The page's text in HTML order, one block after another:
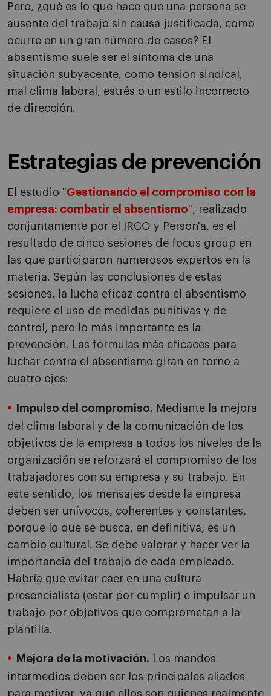
Pero, ¿qué es lo que hace que una persona se
ausente del trabajo sin causa justificada, como
ocurre en un gran número de casos? El
absentismo suele ser el síntoma de una
situación subyacente, como tensión sindical,
mal clima laboral, estrés o un estilo incorrecto
de dirección.
Estrategias de prevención
El estudio "Gestionando el compromiso con la
empresa: combatir el absentismo", realizado
conjuntamente por el IRCO y Person'a, es el
resultado de cinco sesiones de focus group en
las que participaron numerosos expertos en la
materia. Según las conclusiones de estas
sesiones, la lucha eficaz contra el absentismo
requiere el uso de medidas punitivas y de
control, pero lo más importante es la
prevención. Las fórmulas más eficaces para
luchar contra el absentismo giran en torno a
cuatro ejes:
Impulso del compromiso. Mediante la mejora
del clima laboral y de la comunicación de los
objetivos de la empresa a todos los niveles de la
organización se reforzará el compromiso de los
trabajadores con su empresa y su trabajo. En
este sentido, los mensajes desde la empresa
deben ser unívocos, coherentes y constantes,
porque lo que se busca, en definitiva, es un
cambio cultural. Se debe valorar y hacer ver la
importancia del trabajo de cada empleado.
Habría que evitar caer en una cultura
presencialista (estar por cumplir) e impulsar un
trabajo por objetivos que comprometan a la
plantilla.
Mejora de la motivación. Los mandos
intermedios deben ser los principales aliados
para motivar, ya que ellos son quienes realmente